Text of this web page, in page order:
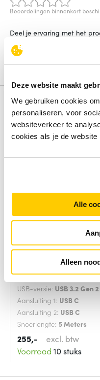
Deze website maakt
We gebruiken cookies
personaliseren, voor
websiteverkeer te
cookies als je de website
Alle
Alleen
Beoordelingen binnenkort
Deel je ervaring met het
Schrijf een review
Alternatieven
Vergelijk
ACT USB-C 3.2
Cable
USB-versie: USB 3.2 Gen
Aansluiting 1: USB C
Aansluiting 2: USB C
Snoerlengte: 5 Meters
255,-
excl. btw
Voorraad 10 stuks